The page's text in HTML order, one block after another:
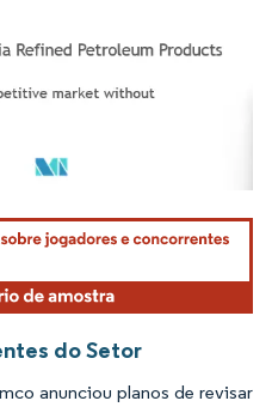
requer atribuição conforme CC BY 4.0.
do Setor
anunciou planos de revisar